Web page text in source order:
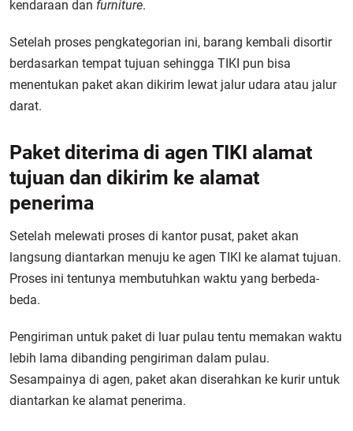
kendaraan dan furniture.
Setelah proses pengkategorian ini, barang kembali disortir
berdasarkan tempat tujuan sehingga TIKI pun bisa
menentukan paket akan dikirim lewat jalur udara atau jalur
darat.
Paket diterima di agen TIKI alamat
tujuan dan dikirim ke alamat
penerima
Setelah melewati proses di kantor pusat, paket akan
langsung diantarkan menuju ke agen TIKI ke alamat tujuan.
Proses ini tentunya membutuhkan waktu yang berbeda-
beda.
Pengiriman untuk paket di luar pulau tentu memakan waktu
lebih lama dibanding pengiriman dalam pulau.
Sesampainya di agen, paket akan diserahkan ke kurir untuk
diantarkan ke alamat penerima.